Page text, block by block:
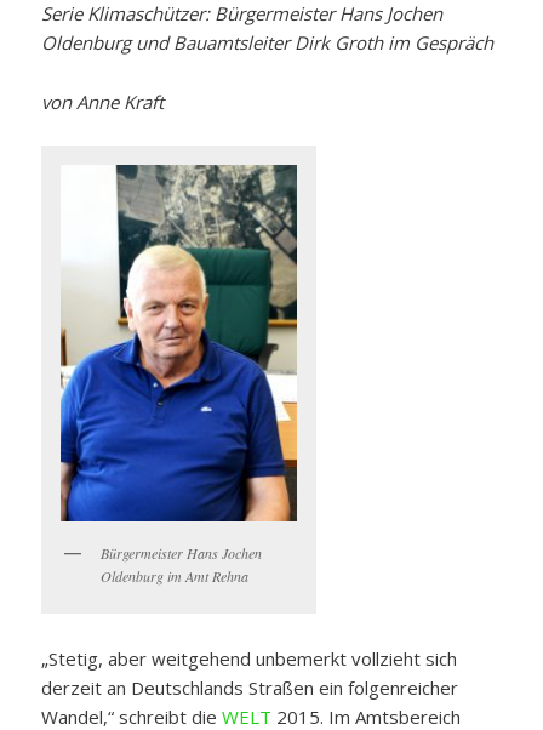
Serie Klimaschützer: Bürgermeister Hans Jochen
Oldenburg und Bauamtsleiter Dirk Groth im Gespräch
von Anne Kraft
Bürgermeister Hans Jochen
Oldenburg im Amt Rehna
„Stetig, aber weitgehend unbemerkt vollzieht sich
derzeit an Deutschlands Straßen ein folgenreicher
Wandel,“ schreibt dieWELT 2015. Im Amtsbereich